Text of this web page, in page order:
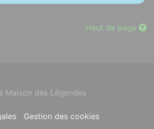
Haut de page
des Légendes
Gestion des cookies